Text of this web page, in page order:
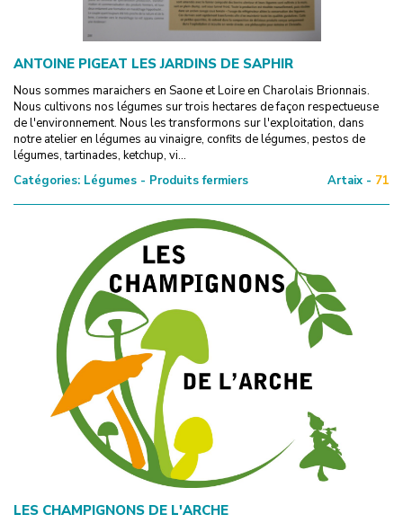
ANTOINE PIGEAT LES JARDINS DE SAPHIR
Nous sommes maraichers en Saone et Loire en Charolais Brionnais.
Nous cultivons nos légumes sur trois hectares de façon respectueuse
de l'environnement. Nous les transformons sur l'exploitation, dans
notre atelier en légumes au vinaigre, confits de légumes, pestos de
légumes, tartinades, ketchup, vi...
Catégories: Légumes - Produits fermiers Artaix - 71
LES CHAMPIGNONS DE L'ARCHE